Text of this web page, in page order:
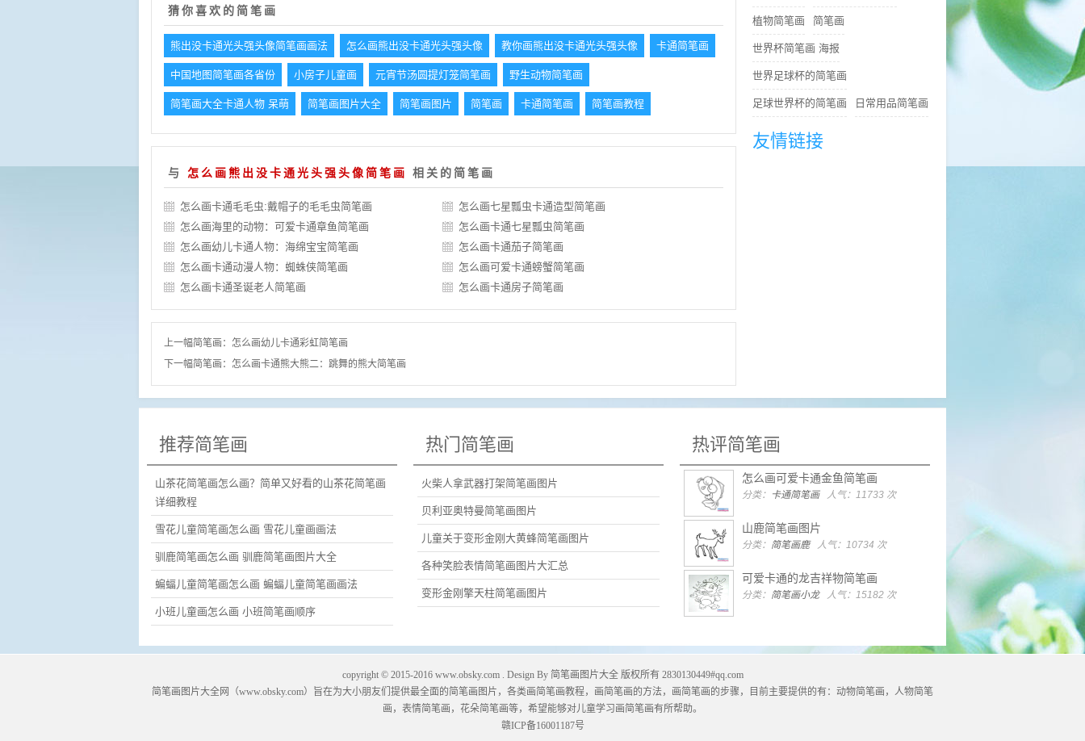
猜你喜欢的简笔画
熊出没卡通光头强头像简笔画画法 怎么画熊出没卡通光头强头像 教你画熊出没卡通光头强头像 卡通简笔画
中国地图简笔画各省份 小房子儿童画 元宵节汤圆提灯笼简笔画 野生动物简笔画
简笔画大全卡通人物 呆萌 简笔画图片大全 简笔画图片 简笔画 卡通简笔画 简笔画教程
与 怎么画熊出没卡通光头强头像简笔画 相关的简笔画
怎么画卡通毛毛虫:戴帽子的毛毛虫简笔画
怎么画七星瓢虫卡通造型简笔画
怎么画海里的动物：可爱卡通章鱼简笔画
怎么画卡通七星瓢虫简笔画
怎么画幼儿卡通人物：海绵宝宝简笔画
怎么画卡通茄子简笔画
怎么画卡通动漫人物：蜘蛛侠简笔画
怎么画可爱卡通螃蟹简笔画
怎么画卡通圣诞老人简笔画
怎么画卡通房子简笔画
上一幅简笔画： 怎么画幼儿卡通彩虹简笔画
下一幅简笔画： 怎么画卡通熊大熊二：跳舞的熊大简笔画
植物简笔画 简笔画
世界杯简笔画 海报
世界足球杯的简笔画
足球世界杯的简笔画 日常用品简笔画
友情链接
推荐简笔画
山茶花简笔画怎么画？简单又好看的山茶花简笔画
详细教程
雪花儿童简笔画怎么画 雪花儿童画画法
驯鹿简笔画怎么画 驯鹿简笔画图片大全
蝙蝠儿童简笔画怎么画 蝙蝠儿童简笔画画法
小班儿童画怎么画 小班简笔画顺序
热门简笔画
火柴人拿武器打架简笔画图片
贝利亚奥特曼简笔画图片
儿童关于变形金刚大黄蜂简笔画图片
各种笑脸表情简笔画图片大汇总
变形金刚擎天柱简笔画图片
热评简笔画
怎么画可爱卡通金鱼简笔画
分类： 卡通简笔画人气：11733 次
山鹿简笔画图片
分类： 简笔画鹿人气：10734 次
可爱卡通的龙吉祥物简笔画
分类： 简笔画小龙人气：15182 次
copyright © 2015-2016 www.obsky.com. Design By 简笔画图片大全版权所有 2830130449#qq.com
简笔画 图片大全网（www.obsky.com）旨在为大小朋友们提供最全面的简笔画图片，各类画简笔画教程，画简笔画的方法，画简笔画的步骤，目前主要提供的有： 动物简笔画 ， 人物简笔
画 ，表情简笔画， 花朵简笔画等，希望能够对儿童学习画简笔画有所帮助。
赣ICP备16001187号